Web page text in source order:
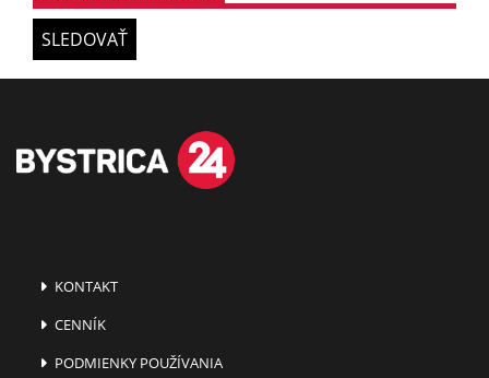
SLEDOVAŤ
KONTAKT
CENNÍK
PODMIENKY POUŽÍVANIA